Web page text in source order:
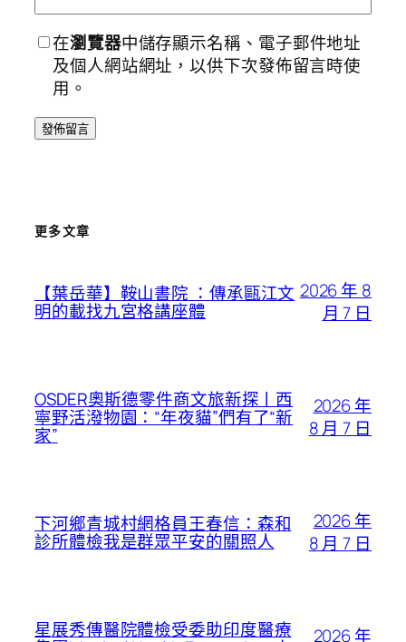
在瀏覽器中儲存顯示名稱、電子郵件地址
及個人網站網址，以供下次發佈留言時使
用。
更多文章
【葉岳華】鞍山書院 ：傳承甌江文
明的載找九宮格講座體
2026 年 8
月 7 日
OSDER奧斯德零件商文旅新探丨西
寧野活潑物園：“年夜貓”們有了“新
家”
2026 年
8 月 7 日
下河鄉青城村網格員王春信：森和
診所體檢我是群眾平安的關照人
2026 年
8 月 7 日
星展秀傳醫院體檢受委助印度醫療 2026 年